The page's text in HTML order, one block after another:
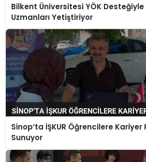
Bilkent Üniversitesi YÖK Desteğiyle
Uzmanları Yetiştiriyor
Sinop’ta İŞKUR Öğrencilere Kariyer
Sunuyor